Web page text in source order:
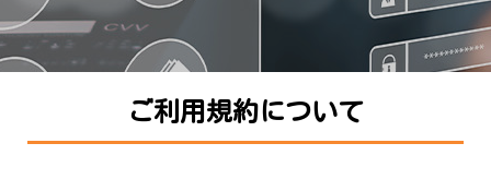
ご利用規約について